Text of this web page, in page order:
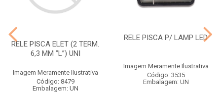
RELE PISCA ELET (2 TERM.
6,3 MM ”L”) UNI
Imagem Meramente Ilustrativa
Código: 8479
Embalagem: UN
RELE PISCA P/ LAMP LED
Imagem Meramente Ilustrativa
Código: 3535
Embalagem: UN